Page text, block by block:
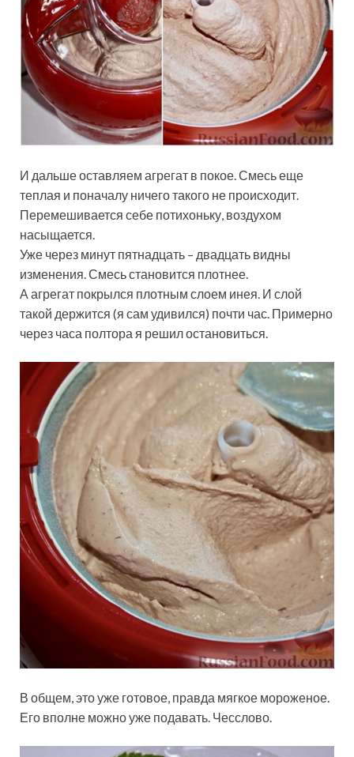
И дальше оставляем агрегат в покое. Смесь еще
теплая и поначалу ничего такого не происходит.
Перемешивается себе потихоньку, воздухом
насыщается.
Уже через минут пятнадцать – двадцать видны
изменения. Смесь становится плотнее.
А агрегат покрылся плотным слоем инея. И слой
такой держится (я сам удивился) почти час. Примерно
через часа полтора я решил остановиться.
В общем, это уже готовое, правда мягкое мороженое.
Его вполне можно уже подавать. Чесслово.